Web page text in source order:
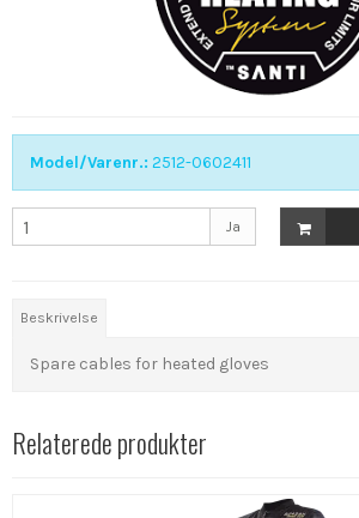
Model/Varenr.: 2512-0602411
Ja
Beskrivelse
Spare cables for heated gloves
Relaterede produkter